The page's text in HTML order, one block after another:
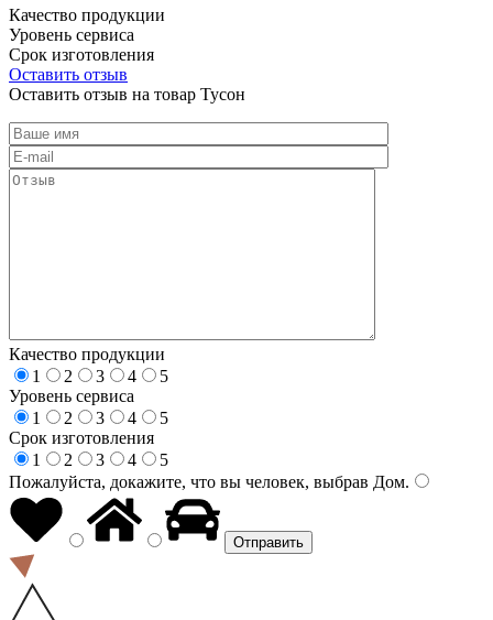
Качество продукции
Уровень сервиса
Срок изготовления
Оставить отзыв
Оставить отзыв на товар Тусон
Качество продукции
1
2 3 4
5
Уровень сервиса
1
2 3 4
5
Срок изготовления
1
2 3 4
5
Пожалуйста, докажите, что вы человек, выбрав Дом.